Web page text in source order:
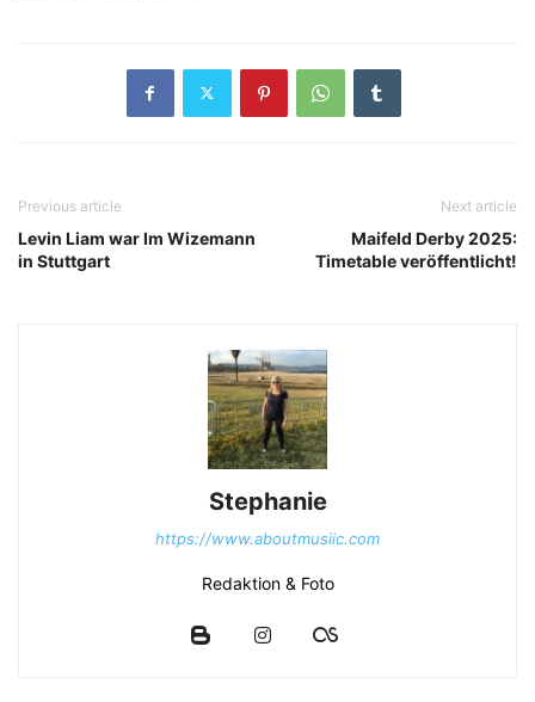
Previous article
Levin Liam war Im Wizemann
in Stuttgart
Next article
Maifeld Derby 2025:
Timetable veröffentlicht!
Stephanie
https://www.aboutmusiic.com
Redaktion & Foto